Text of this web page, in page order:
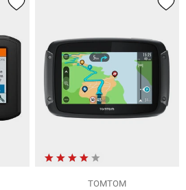
TOMTOM